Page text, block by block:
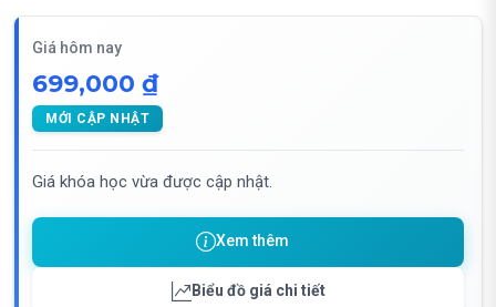
Giá hôm nay
699,000 ₫
MỚI CẬP NHẬT
Giá khóa học vừa được cập nhật.
Xem thêm
Biểu đồ giá chi tiết